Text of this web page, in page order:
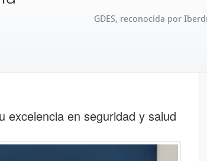
GDES, reconocida por
excelencia en seguridad y salud